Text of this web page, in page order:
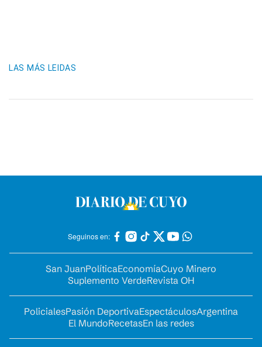
LAS MÁS LEIDAS
Seguinos en:
San JuanPolíticaEconomíaCuyo Minero
Suplemento VerdeRevista OH
PolicialesPasión DeportivaEspectáculosArgentina
El MundoRecetasEn las redes